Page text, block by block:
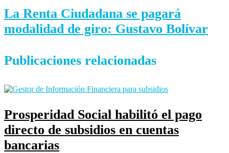
La Renta Ciudadana se pagará
modalidad de giro: Gustavo Bolívar
Publicaciones relacionadas
Prosperidad Social habilitó el pago
directo de subsidios en cuentas
bancarias